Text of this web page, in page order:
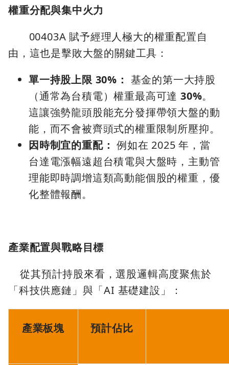
權重分配與集中火力
00403A 賦予經理人極大的權重配置自
由，這也是擊敗大盤的關鍵工具：
單一持股上限 30%： 基金的第一大持股
（通常為台積電）權重最高可達 30%。
這讓強勢龍頭股能充分發揮帶領大盤的動
能，而不會被齊頭式的權重限制所壓抑。
因時制宜的重配： 例如在 2025 年，當
台達電漲幅遠超台積電與大盤時，主動管
理能即時調增這類高動能個股的權重，優
化整體報酬。
產業配置與戰略目標
從其預計持股來看，選股邏輯高度聚焦於
「科技供應鏈」與「AI 基礎建設」：
產業板塊 預計佔比